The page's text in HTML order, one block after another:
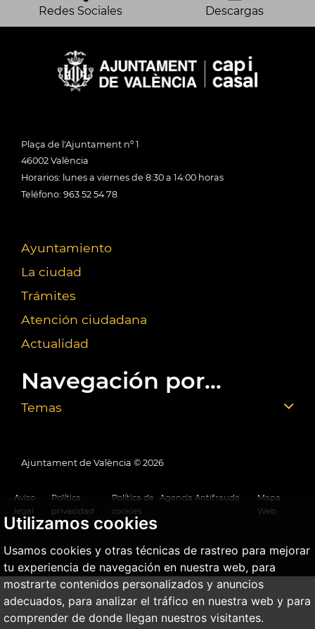
Utilizamos cookies
Usamos cookies y otras técnicas de rastreo para mejorar
tu experiencia de navegación en nuestra web, para
mostrarte contenidos personalizados y anuncios
adecuados, para analizar el tráfico en nuestra web y para
comprender de donde llegan nuestros visitantes.
Redes Sociales Descargas
Plaça de l'Ajuntament nº 1
46002 València
Horarios: lunes a viernes de 8:30 a 14:00 horas
Teléfono: 963 52 54 78
Ayuntamiento
La ciudad
Trámites
Atención ciudadana
Actualidad
Navegación por...
Temas
Ajuntament de València © 2026
Aviso
legal
Política
privacidad
Política de
cookies
Agencia Antifraude
Mapa
Web